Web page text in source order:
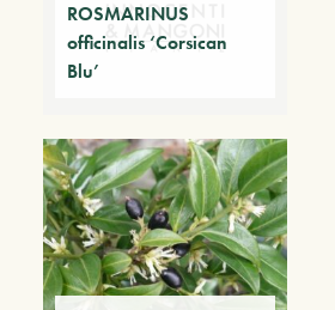
ROSMARINUS
officinalis ‘Corsican
Blu’